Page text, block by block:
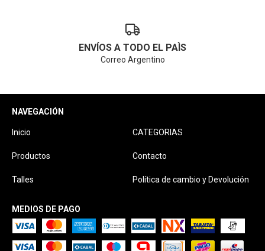
ENVÍOS A TODO EL PAÌS
Correo Argentino
NAVEGACIÓN
Inicio CATEGORIAS
Productos Contacto
Talles Política de cambio y Devolución
MEDIOS DE PAGO